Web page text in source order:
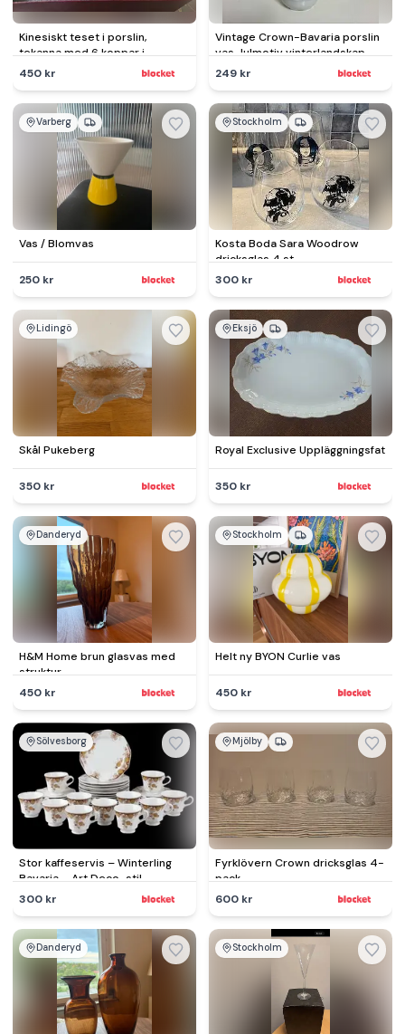
Kinesiskt teset i porslin,
tekanna med 6 koppar i
presentask, OANVÄNT
450 kr
Vintage Crown-Bavaria porslin
vas Julmotiv vinterlandskap
249 kr
Varberg
Vas / Blomvas
250 kr
Stockholm
Kosta Boda Sara Woodrow
dricksglas 4 st
300 kr
Lidingö
Skål Pukeberg
350 kr
Eksjö
Royal Exclusive Uppläggningsfat
350 kr
Danderyd
H&M Home brun glasvas med
struktur
450 kr
Stockholm
Helt ny BYON Curlie vas
450 kr
Sölvesborg
Stor kaffeservis – Winterling
Bavaria – Art Deco-stil –
Tyskland
300 kr
Mjölby
Fyrklövern Crown dricksglas 4-
pack
600 kr
Danderyd Stockholm